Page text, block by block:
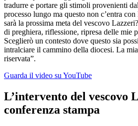
tradurre e portare gli stimoli provenienti
processo lungo ma questo non c’entra
sarà la prossima meta del vescovo
di preghiera, riflessione, ripresa delle mie
Sceglierò un contesto dove questo sia
intralciare il cammino della diocesi. La mia
riservata”.
Guarda il video su YouTube
L’intervento del vescovo
conferenza stampa